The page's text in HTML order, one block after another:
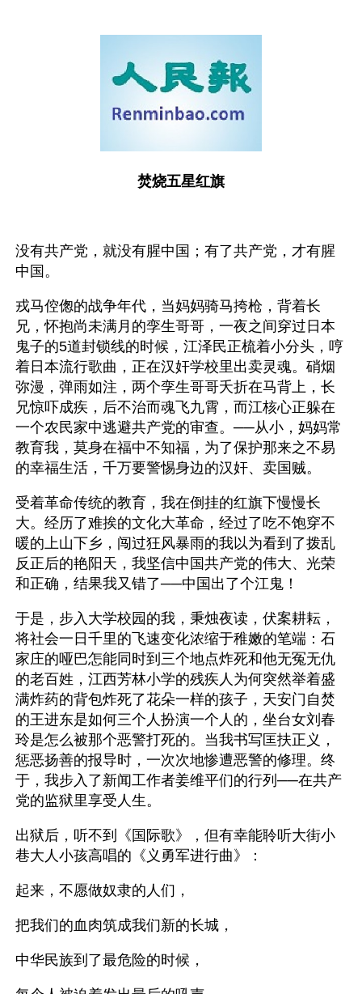
焚烧五星红旗
没有共产党，就没有腥中国；有了共产党，才有腥
中国。
戎马倥偬的战争年代，当妈妈骑马挎枪，背着长
兄，怀抱尚未满月的孪生哥哥，一夜之间穿过日本
鬼子的5道封锁线的时候，江泽民正梳着小分头，哼
着日本流行歌曲，正在汉奸学校里出卖灵魂。硝烟
弥漫，弹雨如注，两个孪生哥哥夭折在马背上，长
兄惊吓成疾，后不治而魂飞九霄，而江核心正躲在
一个农民家中逃避共产党的审查。──从小，妈妈常
教育我，莫身在福中不知福，为了保护那来之不易
的幸福生活，千万要警惕身边的汉奸、卖国贼。
受着革命传统的教育，我在倒挂的红旗下慢慢长
大。经历了难挨的文化大革命，经过了吃不饱穿不
暖的上山下乡，闯过狂风暴雨的我以为看到了拨乱
反正后的艳阳天，我坚信中国共产党的伟大、光荣
和正确，结果我又错了──中国出了个江鬼！
于是，步入大学校园的我，秉烛夜读，伏案耕耘，
将社会一日千里的飞速变化浓缩于稚嫩的笔端：石
家庄的哑巴怎能同时到三个地点炸死和他无冤无仇
的老百姓，江西芳林小学的残疾人为何突然举着盛
满炸药的背包炸死了花朵一样的孩子，天安门自焚
的王进东是如何三个人扮演一个人的，坐台女刘春
玲是怎么被那个恶警打死的。当我书写匡扶正义，
惩恶扬善的报导时，一次次地惨遭恶警的修理。终
于，我步入了新闻工作者姜维平们的行列──在共产
党的监狱里享受人生。
出狱后，听不到《国际歌》，但有幸能聆听大街小
巷大人小孩高唱的《义勇军进行曲》：
起来，不愿做奴隶的人们，
把我们的血肉筑成我们新的长城，
中华民族到了最危险的时候，